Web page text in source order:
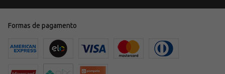
Formas de pagamento